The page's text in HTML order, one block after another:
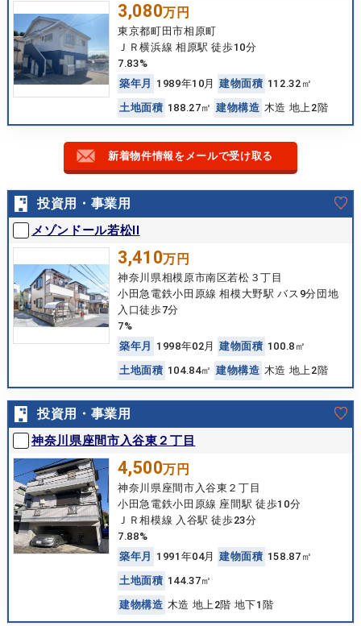
3,080万円
東京都町田市相原町
ＪＲ横浜線 相原駅 徒歩10分
7.83%
築年月 1989年10月 建物面積 112.32㎡
土地面積 188.27㎡ 建物構造 木造 地上2階
新着物件情報をメールで受け取る
投資用・事業用
メゾンドール若松II
3,410万円
神奈川県相模原市南区若松３丁目
小田急電鉄小田原線 相模大野駅 バス9分団地
入口徒歩7分
7%
築年月 1998年02月 建物面積 100.8㎡
土地面積 104.84㎡ 建物構造 木造 地上2階
投資用・事業用
神奈川県座間市入谷東２丁目
4,500万円
神奈川県座間市入谷東２丁目
小田急電鉄小田原線 座間駅 徒歩10分
ＪＲ相模線 入谷駅 徒歩23分
7.88%
築年月 1991年04月 建物面積 158.87㎡
土地面積 144.37㎡
建物構造 木造 地上2階 地下1階